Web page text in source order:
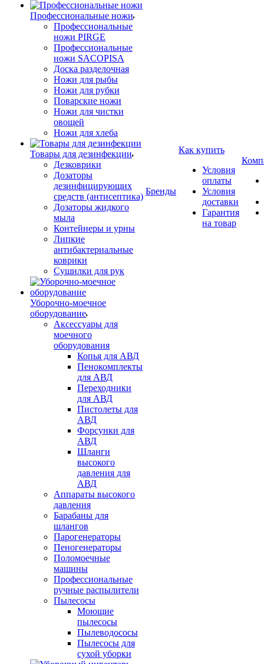
Профессиональные ножи
Профессиональные
ножи PIRGE
Профессиональные
ножи SACOPISA
Доска разделочная
Ножи для рыбы
Ножи для рубки
Поварские ножи
Ножи для чистки
овощей
Ножи для хлеба
Товары для дезинфекции
Дезковрики
Дозаторы
дезинфицирующих
средств (антисептика)
Дозаторы жидкого
мыла
Контейнеры и урны
Липкие
антибактериальные
коврики
Сушилки для рук
Уборочно-моечное
оборудование
Аксессуары для
моечного
оборудования
Копья для АВД
Пенокомплекты
для АВД
Переходники
для АВД
Пистолеты для
АВД
Форсунки для
АВД
Шланги
высокого
давления для
АВД
Аппараты высокого
давления
Барабаны для
шлангов
Парогенераторы
Пеногенераторы
Поломоечные
машины
Профессиональные
ручные распылители
Пылесосы
Моющие
пылесосы
Пылеводососы
Пылесосы для
сухой уборки
Бренды
Как купить
Условия
оплаты
Условия
доставки
Гарантия
на товар